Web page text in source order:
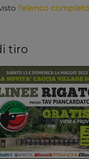
l’elenco
tiro